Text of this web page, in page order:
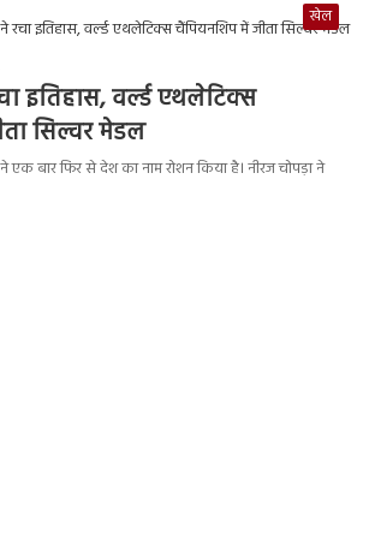
खेल
इतिहास, वर्ल्ड एथलेटिक्स
सिल्वर मेडल
एक बार फिर से देश का नाम रोशन किया है। नीरज चोपड़ा ने